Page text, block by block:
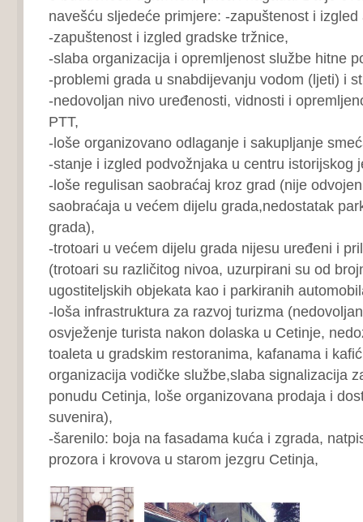
navešću sljedeće primjere: -zapuštenost i
-zapuštenost i izgled gradske tržnice,
-slaba organizacija i opremljenost službe hitne
-problemi grada u snabdijevanju vodom (ljeti) i
-nedovoljan nivo uređenosti, vidnosti i
PTT,
-loše organizovano odlaganje i sakupljanje
-stanje i izgled podvožnjaka u centru istorijskog
-loše regulisan saobraćaj kroz grad (nije
saobraćaja u većem dijelu grada,nedostatak
grada),
-trotoari u većem dijelu grada nijesu uređeni i
(trotoari su različitog nivoa, uzurpirani su od
ugostiteljskih objekata kao i parkiranih
-loša infrastruktura za razvoj turizma
osvježenje turista nakon dolaska u Cetinje,
toaleta u gradskim restoranima, kafanama i
organizacija vodičke službe,slaba signalizacija
ponudu Cetinja, loše organizovana prodaja i
suvenira),
-šarenilo: boja na fasadama kuća i zgrada,
prozora i krovova u starom jezgru Cetinja,